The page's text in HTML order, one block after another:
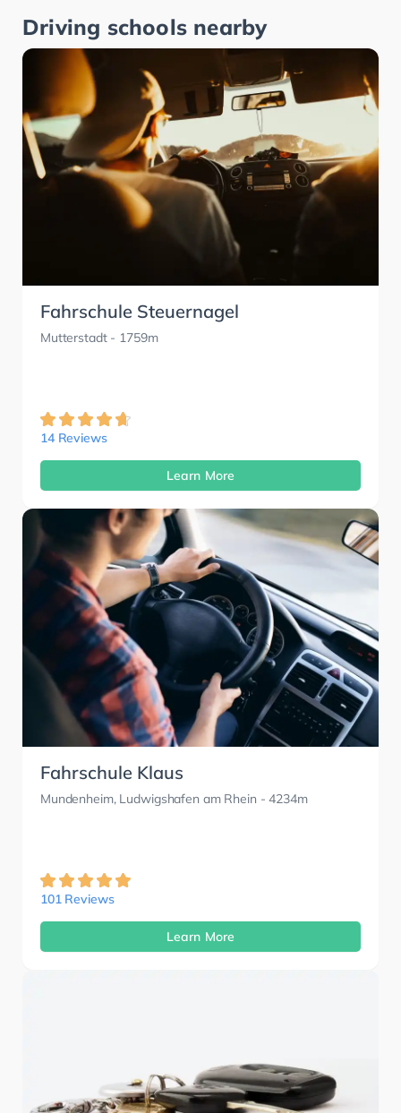
Driving schools nearby
Fahrschule Steuernagel
Mutterstadt- 1759m
14 Reviews
Learn More
Fahrschule Klaus
Mundenheim, Ludwigshafen am Rhein - 4234m
101 Reviews
Learn More